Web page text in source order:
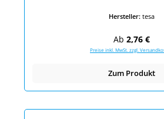
Hersteller: tesa
Regulärer
Ab 2,76 €
Preise inkl. MwSt. zzgl.
Zum Produkt